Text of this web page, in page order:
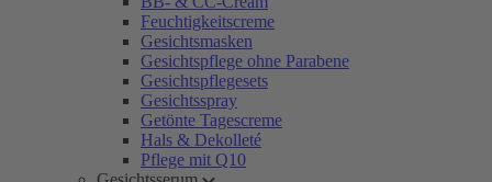
Feuchtigkeitscreme
Gesichtsmasken
Gesichtspflege ohne Parabene
Gesichtspflegesets
Gesichtsspray
Getönte Tagescreme
Hals & Dekolleté
Pflege mit Q10